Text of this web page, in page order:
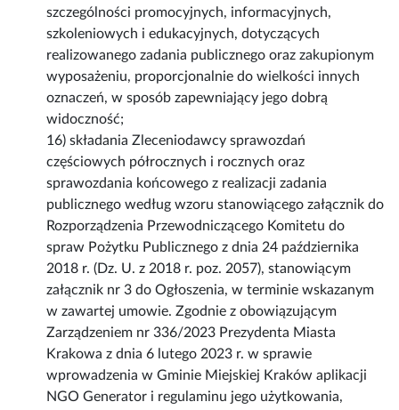
szczególności promocyjnych, informacyjnych,
szkoleniowych i edukacyjnych, dotyczących
realizowanego zadania publicznego oraz zakupionym
wyposażeniu, proporcjonalnie do wielkości innych
oznaczeń, w sposób zapewniający jego dobrą
widoczność;
16) składania Zleceniodawcy sprawozdań
częściowych półrocznych i rocznych oraz
sprawozdania końcowego z realizacji zadania
publicznego według wzoru stanowiącego załącznik do
Rozporządzenia Przewodniczącego Komitetu do
spraw Pożytku Publicznego z dnia 24 października
2018 r. (Dz. U. z 2018 r. poz. 2057), stanowiącym
załącznik nr 3 do Ogłoszenia, w terminie wskazanym
w zawartej umowie. Zgodnie z obowiązującym
Zarządzeniem nr 336/2023 Prezydenta Miasta
Krakowa z dnia 6 lutego 2023 r. w sprawie
wprowadzenia w Gminie Miejskiej Kraków aplikacji
NGO Generator i regulaminu jego użytkowania,